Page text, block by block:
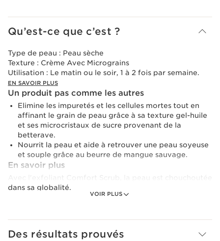
Qu’est-ce que c’est ?
VOIR PLUS
Type de peau : Peau sèche
Texture : Crème Avec Micrograins
Utilisation : Le matin ou le soir, 1 à 2 fois par semaine.
EN SAVOIR PLUS
Un produit pas comme les autres
Elimine les impuretés et les cellules mortes tout en
affinant le grain de peau grâce à sa texture gel-huile
et ses microcristaux de sucre provenant de la
betterave.
Nourrit la peau et aide à retrouver une peau soyeuse
et souple grâce au beurre de mangue sauvage.
En savoir plus
Avec l'exfoliant Comfort Scrub, la peau est chouchoutée
dans sa globalité.
Ce gel-huile exfoliant nourrit et apporte à la peau tout
peaux mortes du visage et des lèvres.
Des résultats prouvés